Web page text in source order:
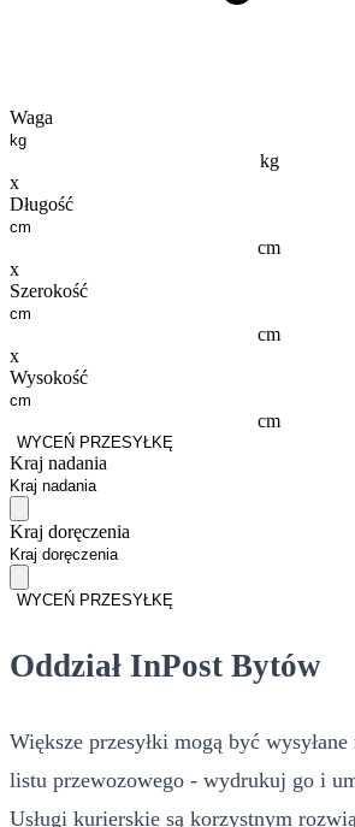
Waga
kg
x
Długość
cm
x
Szerokość
cm
x
Wysokość
cm
WYCEŃ PRZESYŁKĘ
Kraj nadania
Kraj doręczenia
WYCEŃ PRZESYŁKĘ
Oddział InPost Bytów
Większe przesyłki mogą być
listu przewozowego - wydrukuj go i
Usługi kurierskie są korzystnym